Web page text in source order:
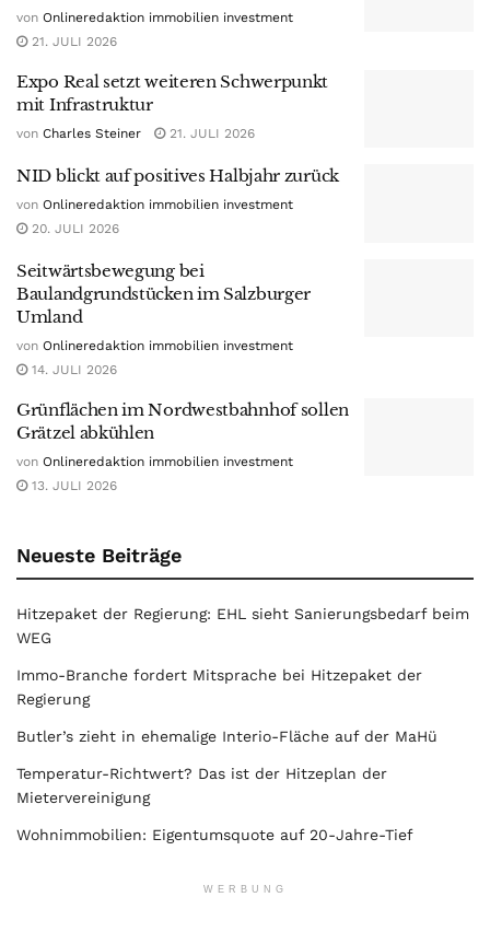
von Onlineredaktion immobilien investment
21. JULI 2026
Expo Real setzt weiteren Schwerpunkt
mit Infrastruktur
von Charles Steiner 21. JULI 2026
NID blickt auf positives Halbjahr zurück
von Onlineredaktion immobilien investment
20. JULI 2026
Seitwärtsbewegung bei
Baulandgrundstücken im Salzburger
Umland
von Onlineredaktion immobilien investment
14. JULI 2026
Grünflächen im Nordwestbahnhof sollen
Grätzel abkühlen
von Onlineredaktion immobilien investment
13. JULI 2026
Neueste Beiträge
Hitzepaket der Regierung: EHL sieht Sanierungsbedarf beim
WEG
Immo-Branche fordert Mitsprache bei Hitzepaket der
Regierung
Butler’s zieht in ehemalige Interio-Fläche auf der MaHü
Temperatur-Richtwert? Das ist der Hitzeplan der
Mietervereinigung
Wohnimmobilien: Eigentumsquote auf 20-Jahre-Tief
WERBUNG